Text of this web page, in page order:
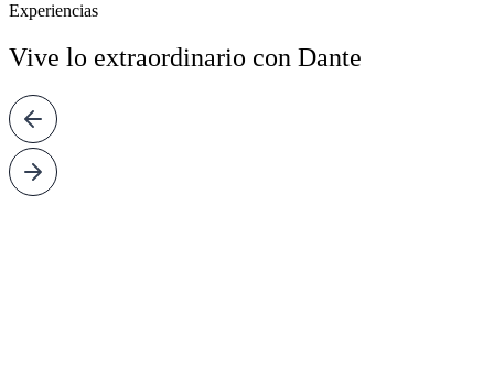
Experiencias
Vive lo extraordinario con Dante